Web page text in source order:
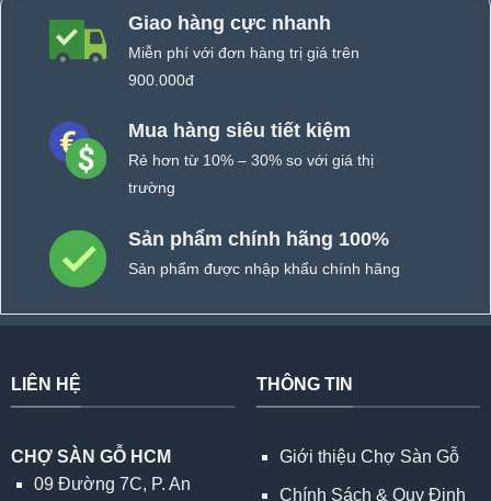
Giao hàng cực nhanh
Miễn phí với đơn hàng trị giá trên
900.000đ
Mua hàng siêu tiết kiệm
Rẻ hơn từ 10% – 30% so với giá thị
trường
Sản phẩm chính hãng 100%
Sản phẩm được nhập khẩu chính hãng
LIÊN HỆ
CHỢ SÀN GỖ HCM
09 Đường 7C, P. An
THÔNG TIN
Giới thiệu Chợ Sàn Gỗ
Chính Sách & Quy Định